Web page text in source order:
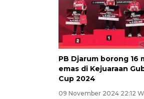
PB Djarum borong 16
emas di Kejuaraan
Cup 2024
09 November 2024 22:12